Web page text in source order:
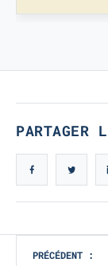
PARTAGER
Navigation
PRÉCÉDENT :